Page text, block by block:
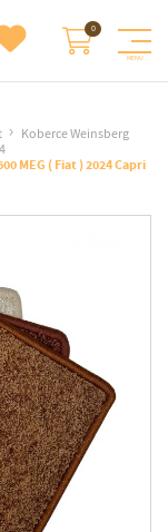
Koberce Weinsberg
MEG ( Fiat ) 2024 Capri